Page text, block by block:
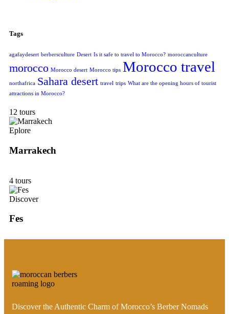
Tags
agafaydesert berbersculture Desert Is it safe to travel to Morocco? moroccanculture
morocco Morocco desert Morocco tips Morocco travel
northafrica Sahara desert travel trips What are the opening hours of tourist
attractions in Morocco?
12 tours
Eplore
Marrakech
4 tours
Discover
Fes
Discover the Authentic Charm of Morocco’s Berber Nomads